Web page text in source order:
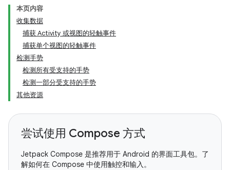
本页内容
收集数据
捕获 Activity 或视图的轻触事件
捕获单个视图的轻触事件
检测手势
检测所有受支持的手势
检测一部分受支持的手势
其他资源
尝试使用 Compose 方式
Jetpack Compose 是推荐用于 Android 的界面工具包。了
解如何在 Compose 中使用触控和输入。